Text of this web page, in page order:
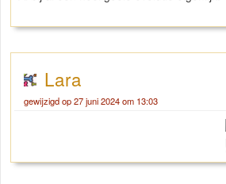
Lara
gewijzigd op 27 juni 2024 om 13:03